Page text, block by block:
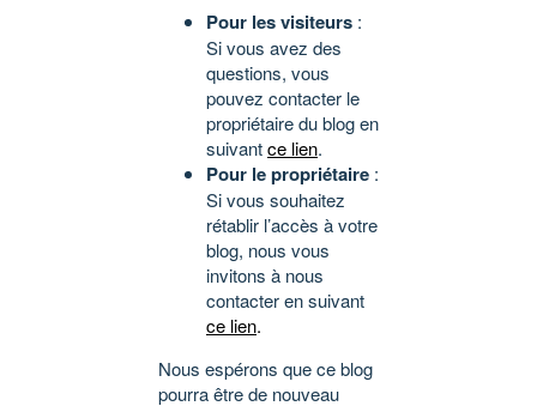
Pour les visiteurs :
Si vous avez des
questions, vous
pouvez contacter le
propriétaire du blog en
suivantce lien.
Pour le propriétaire :
Si vous souhaitez
rétablir l’accès à votre
blog, nous vous
invitons à nous
contacter en suivant
ce lien.
Nous espérons que ce blog
pourra être de nouveau